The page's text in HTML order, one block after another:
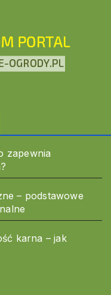
zapewnia
– podstawowe
karna – jak